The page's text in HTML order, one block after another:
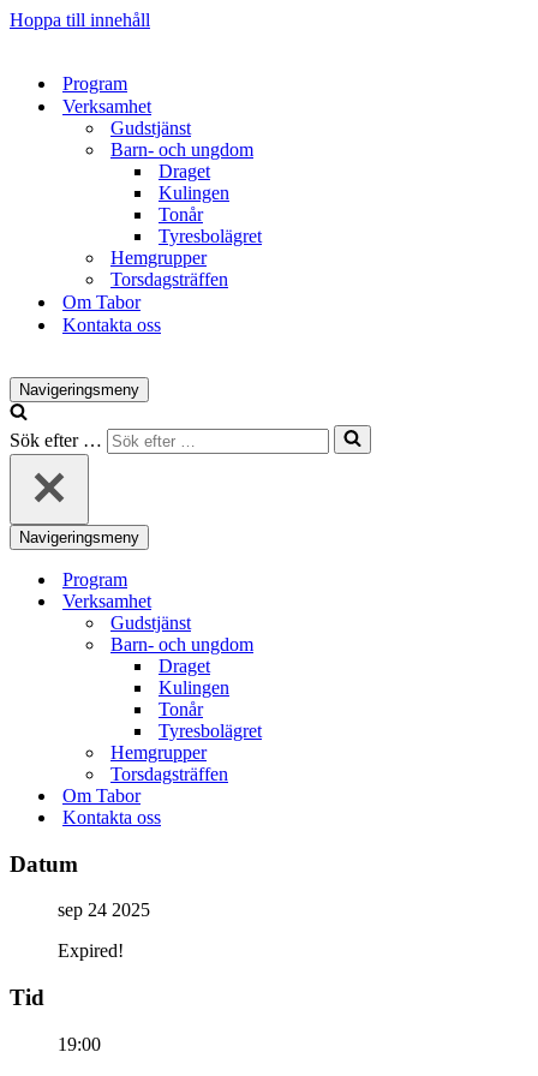
Hoppa till innehåll
Program
Verksamhet
Gudstjänst
Barn- och ungdom
Draget
Kulingen
Tonår
Tyresbolägret
Hemgrupper
Torsdagsträffen
Om Tabor
Kontakta oss
Navigeringsmeny
Sök efter …
Navigeringsmeny
Program
Verksamhet
Gudstjänst
Barn- och ungdom
Draget
Kulingen
Tonår
Tyresbolägret
Hemgrupper
Torsdagsträffen
Om Tabor
Kontakta oss
Datum
sep 24 2025
Expired!
Tid
19:00